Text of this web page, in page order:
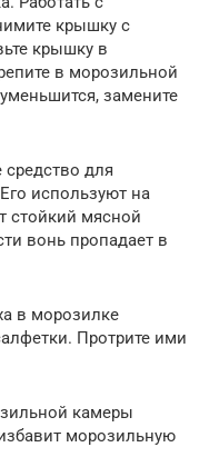
крышку с
крышку в
в морозильной
замените
для
используют на
стойкий мясной
вонь пропадает в
в морозилке
Протрите ими
камеры
морозильную